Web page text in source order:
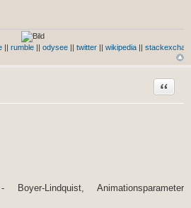
|| rumble || odysee || twitter || wikipedia ||
Zitat
Lindquist, Animationsparameter